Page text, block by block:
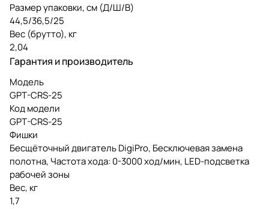
Размер упаковки, см (Д/Ш/В)
44,5/36,5/25
Вес (брутто), кг
2,04
Гарантия и производитель
Модель
GPT-CRS-25
Код модели
GPT-CRS-25
Фишки
Бесщёточный двигатель DigiPro, Бесключевая замена
полотна, Частота хода: 0-3000 ход/мин, LED-подсветка
рабочей зоны
Вес, кг
1,7